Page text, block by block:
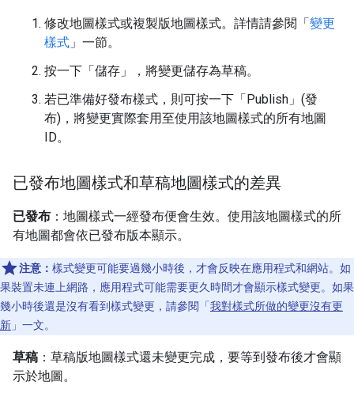
修改地圖樣式或複製版地圖樣式。詳情請參閱「 變更
樣式 」一節。
按一下「儲存」
，將變更儲存為草稿。
若已準備好發布樣式，則可按一下「Publish」(發
布) ，將變更實際套用至使用該地圖樣式的所有地圖
ID。
已發布地圖樣式和草稿地圖樣式的差異
已發布 ：地圖樣式一經發布便會生效。使用該地圖樣式的所
有地圖都會依已發布版本顯示。
注意： 樣式變更可能要過幾小時後，才會反映在應用程式和網站。如
果裝置未連上網路，應用程式可能需要更久時間才會顯示樣式變更。如果
幾小時後還是沒有看到樣式變更，請參閱「 我對樣式所做的變更沒有更
新 」一文。
草稿 ：草稿版地圖樣式還未變更完成，要等到發布後才會顯
示於地圖。